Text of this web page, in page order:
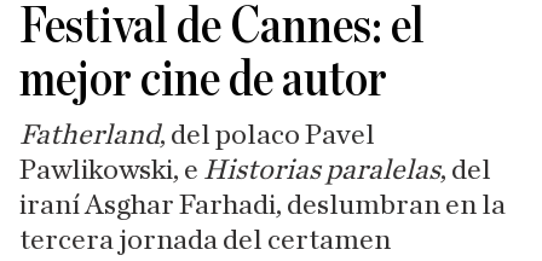
Festival de Cannes: el
mejor cine de autor
Fatherland, del polaco Pavel
Pawlikowski, e Historias paralelas, del
iraní Asghar Farhadi, deslumbran en la
tercera jornada del certamen